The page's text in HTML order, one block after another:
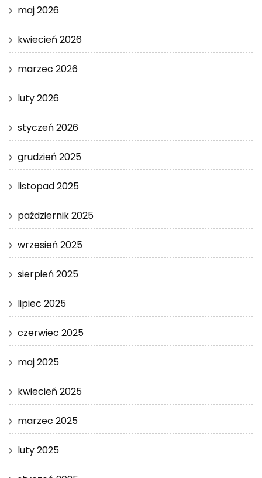
maj 2026
kwiecień 2026
marzec 2026
luty 2026
styczeń 2026
grudzień 2025
listopad 2025
październik 2025
wrzesień 2025
sierpień 2025
lipiec 2025
czerwiec 2025
maj 2025
kwiecień 2025
marzec 2025
luty 2025